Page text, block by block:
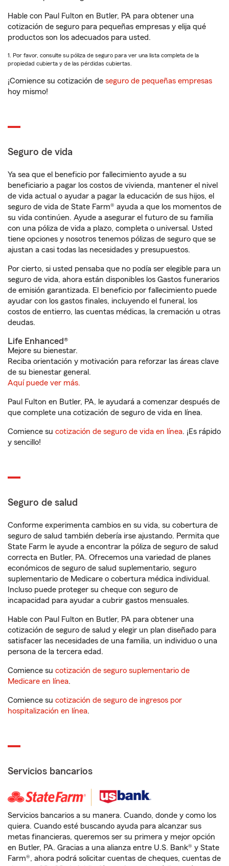
Hable con Paul Fulton en Butler, PA para obtener una
cotización de seguro para pequeñas empresas y elija qué
productos son los adecuados para usted.
1. Por favor, consulte su póliza de seguro para ver una lista completa de la
propiedad cubierta y de las pérdidas cubiertas.
¡Comience su cotización de seguro de pequeñas empresas
hoy mismo!
Seguro de vida
Ya sea que el beneficio por fallecimiento ayude a su
beneficiario a pagar los costos de vivienda, mantener el nivel
de vida actual o ayudar a pagar la educación de sus hijos, el
seguro de vida de State Farm® ayuda a que los momentos de
su vida continúen. Ayude a asegurar el futuro de su familia
con una póliza de vida a plazo, completa o universal. Usted
tiene opciones y nosotros tenemos pólizas de seguro que se
ajustan a casi todas las necesidades y presupuestos.
Por cierto, si usted pensaba que no podía ser elegible para un
seguro de vida, ahora están disponibles los Gastos funerarios
de emisión garantizada. El beneficio por fallecimiento puede
ayudar con los gastos finales, incluyendo el funeral, los
costos de entierro, las cuentas médicas, la cremación u otras
deudas.
Life Enhanced®
Mejore su bienestar.
Reciba orientación y motivación para reforzar las áreas clave
de su bienestar general.
Aquí puede ver más.
Paul Fulton en Butler, PA, le ayudará a comenzar después de
que complete una cotización de seguro de vida en línea.
Comience su cotización de seguro de vida en línea. ¡Es rápido
y sencillo!
Seguro de salud
Conforme experimenta cambios en su vida, su cobertura de
seguro de salud también debería irse ajustando. Permita que
State Farm le ayude a encontrar la póliza de seguro de salud
correcta en Butler, PA. Ofrecemos una variedad de planes
económicos de seguro de salud suplementario, seguro
suplementario de Medicare o cobertura médica individual.
Incluso puede proteger su cheque con seguro de
incapacidad para ayudar a cubrir gastos mensuales.
Hable con Paul Fulton en Butler, PA para obtener una
cotización de seguro de salud y elegir un plan diseñado para
satisfacer las necesidades de una familia, un individuo o una
persona de la tercera edad.
Comience su cotización de seguro suplementario de
Medicare en línea.
Comience su cotización de seguro de ingresos por
hospitalización en línea.
Servicios bancarios
Servicios bancarios a su manera. Cuando, donde y como los
quiera. Cuando esté buscando ayuda para alcanzar sus
metas financieras, queremos ser su primera y mejor opción
en Butler, PA. Gracias a una alianza entre U.S. Bank® y State
Farm®, ahora podrá solicitar cuentas de cheques, cuentas de